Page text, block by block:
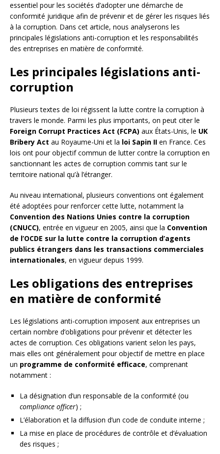
essentiel pour les sociétés d’adopter une démarche de
conformité juridique afin de prévenir et de gérer les risques liés
à la corruption. Dans cet article, nous analyserons les
principales législations anti-corruption et les responsabilités
des entreprises en matière de conformité.
Les principales législations anti-
corruption
Plusieurs textes de loi régissent la lutte contre la corruption à
travers le monde. Parmi les plus importants, on peut citer le
Foreign Corrupt Practices Act (FCPA) aux États-Unis, le UK
Bribery Act au Royaume-Uni et la loi Sapin II en France. Ces
lois ont pour objectif commun de lutter contre la corruption en
sanctionnant les actes de corruption commis tant sur le
territoire national qu’à l’étranger.
Au niveau international, plusieurs conventions ont également
été adoptées pour renforcer cette lutte, notamment la
Convention des Nations Unies contre la corruption
(CNUCC), entrée en vigueur en 2005, ainsi que la Convention
de l’OCDE sur la lutte contre la corruption d’agents
publics étrangers dans les transactions commerciales
internationales, en vigueur depuis 1999.
Les obligations des entreprises
en matière de conformité
Les législations anti-corruption imposent aux entreprises un
certain nombre d’obligations pour prévenir et détecter les
actes de corruption. Ces obligations varient selon les pays,
mais elles ont généralement pour objectif de mettre en place
un programme de conformité efficace, comprenant
notamment :
La désignation d’un responsable de la conformité (ou
compliance officer) ;
L’élaboration et la diffusion d’un code de conduite interne ;
La mise en place de procédures de contrôle et d’évaluation
des risques ;